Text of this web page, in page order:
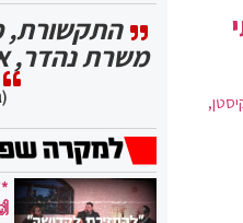
התקשורת,
משרת נהדר,